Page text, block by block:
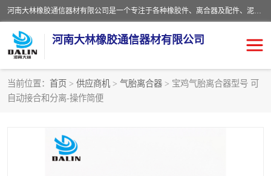
河南大林橡胶通信器材有限公司是一个专注于各种橡胶件、离合器及配件、泥浆泵及配件等产品设计制造和加工的企业。产品应用于矿山、冶金、石油、钢铁、化工、水泥、船舶、造纸、通用机械等各种大功率机械传动或制动装置。
河南大林橡胶通信器材有限公司
当前位置： 首页 > 供应商机 > 气胎离合器 > 宝鸡气胎离合器型号 可
自动接合和分离-操作简便
推盘离合器
VC离合器
PO隔膜离合器